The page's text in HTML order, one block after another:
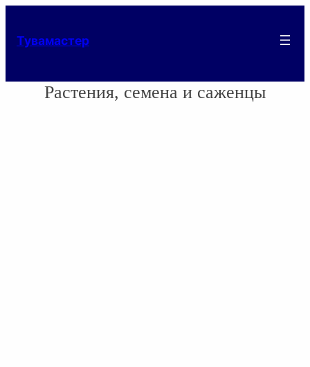
Тувамастер
Растения, семена и саженцы